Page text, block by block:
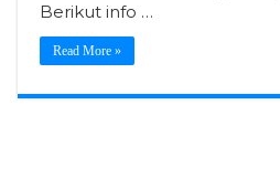
Berikut info …
Read More »